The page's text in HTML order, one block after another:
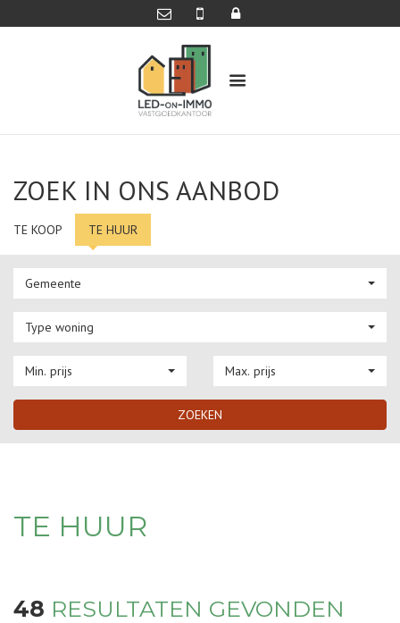
ZOEK IN ONS AANBOD
Gemeente
Type woning
Min. prijs Max. prijs
ZOEKEN
TE KOOP TE HUUR
TE HUUR
48 RESULTATEN GEVONDEN